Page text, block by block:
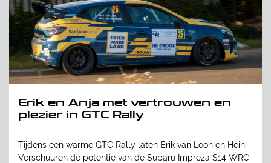
Erik en Anja met vertrouwen en
plezier in GTC Rally
Tijdens een warme GTC Rally laten Erik van Loon en Hein
Verschuuren de potentie van de Subaru Impreza S14 WRC